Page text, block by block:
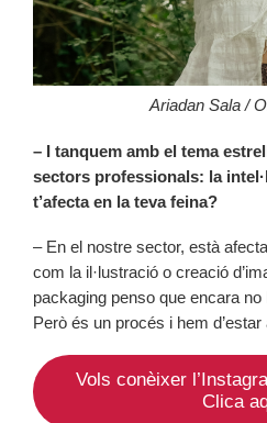
Ariadan Sala /
– I tanquem amb el tema
sectors professionals: la
t’afecta en la teva feina?
– En el nostre sector, està
com la il·lustració o creació
packaging penso que encara no
Però és un procés i hem d’estar
Vols conèixer
Clica